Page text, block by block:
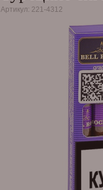
Артикул: 221-4312